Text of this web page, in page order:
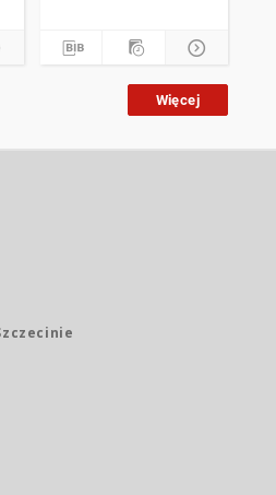
Więcej